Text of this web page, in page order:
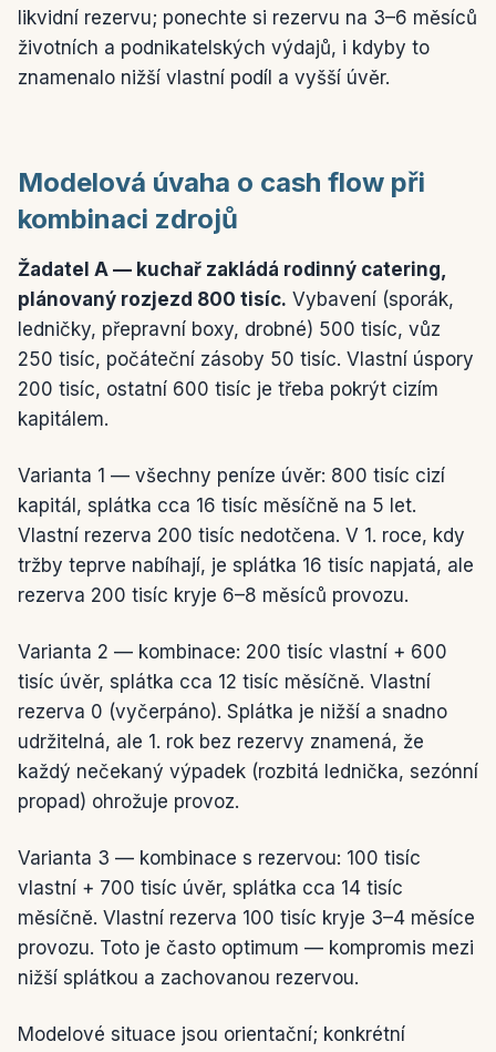
likvidní rezervu; ponechte si rezervu na 3–6 měsíců
životních a podnikatelských výdajů, i kdyby to
znamenalo nižší vlastní podíl a vyšší úvěr.
Modelová úvaha o cash flow při
kombinaci zdrojů
Žadatel A — kuchař zakládá rodinný catering,
plánovaný rozjezd 800 tisíc. Vybavení (sporák,
ledničky, přepravní boxy, drobné) 500 tisíc, vůz
250 tisíc, počáteční zásoby 50 tisíc. Vlastní úspory
200 tisíc, ostatní 600 tisíc je třeba pokrýt cizím
kapitálem.
Varianta 1 — všechny peníze úvěr: 800 tisíc cizí
kapitál, splátka cca 16 tisíc měsíčně na 5 let.
Vlastní rezerva 200 tisíc nedotčena. V 1. roce, kdy
tržby teprve nabíhají, je splátka 16 tisíc napjatá, ale
rezerva 200 tisíc kryje 6–8 měsíců provozu.
Varianta 2 — kombinace: 200 tisíc vlastní + 600
tisíc úvěr, splátka cca 12 tisíc měsíčně. Vlastní
rezerva 0 (vyčerpáno). Splátka je nižší a snadno
udržitelná, ale 1. rok bez rezervy znamená, že
každý nečekaný výpadek (rozbitá lednička, sezónní
propad) ohrožuje provoz.
Varianta 3 — kombinace s rezervou: 100 tisíc
vlastní + 700 tisíc úvěr, splátka cca 14 tisíc
měsíčně. Vlastní rezerva 100 tisíc kryje 3–4 měsíce
provozu. Toto je často optimum — kompromis mezi
nižší splátkou a zachovanou rezervou.
Modelové situace jsou orientační; konkrétní